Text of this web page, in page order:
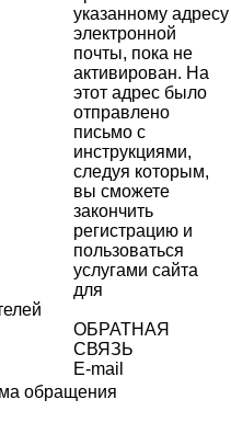
указанному адресу
электронной
почты, пока не
активирован. На
этот адрес было
отправлено
письмо с
инструкциями,
следуя которым,
вы сможете
закончить
регистрацию и
пользоваться
услугами сайта
для
ОБРАТНАЯ
СВЯЗЬ
E-mail
обращения